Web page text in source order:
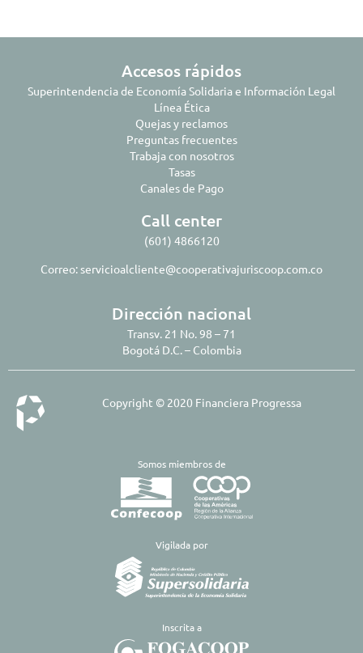
Accesos rápidos
Superintendencia de Economía Solidaria e Información Legal
Línea Ética
Quejas y reclamos
Preguntas frecuentes
Trabaja con nosotros
Tasas
Canales de Pago
Call center
(601) 4866120
Correo:servicioalcliente@cooperativajuriscoop.com.co
Dirección nacional
Transv. 21 No. 98 – 71
Bogotá D.C. – Colombia
Copyright © 2020 Financiera Progressa
Somos miembros de
​Vigilada por
Inscrita a